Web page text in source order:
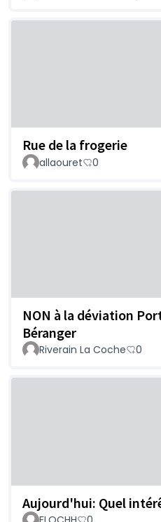
Rue de la frogerie
allaouret
0
NON à la déviation
Béranger
Riverain La Coche 0
Aujourd'hui: Quel